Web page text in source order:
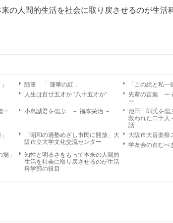
の人間的生活を社会に取り戻させるのが生
随筆 「 蓮華の紅 」
「この絵と私―
人生は百廿五才か ”八十五才か”
先輩の言葉 ー
ー
ー
小島誠君を偲ぶ － 福本栄治 －
池田一郎氏を
救われた二十
話
「昭和の適塾めざし市民に開放」大
阪市立大学文化交流センター
大阪市大音楽祭
学友会の進むべ
」
知性と明るさをもって本来の人間的
生活を社会に取り戻させるのが生活
科学部の役目